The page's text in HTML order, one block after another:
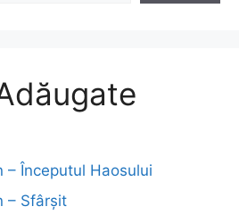
– Începutul Haosului
– Sfârșit